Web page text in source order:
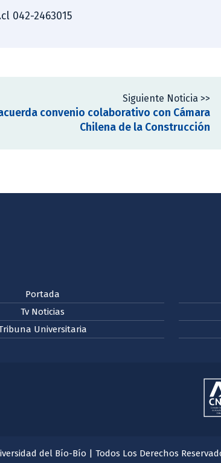
042-2463015
Siguiente Noticia >>
convenio colaborativo con Cámara
Chilena de la Construcción
Portada
Tv Noticias
Universitaria
del Bío-Bío | Todos Los Derechos